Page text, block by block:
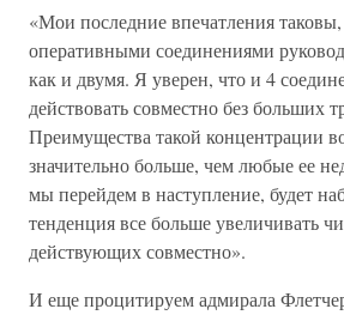
«Мои последние впечатления
оперативными соединениями
как и двумя. Я уверен, что и 4
действовать совместно без больших
Преимущества такой концентрации
значительно больше, чем любые ее
мы перейдем в наступление, будет
тенденция все больше увеличивать
действующих совместно».
И еще процитируем адмирала